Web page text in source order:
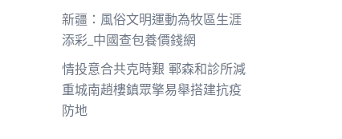
新疆：風俗文明運動為牧區生涯
添彩_中國查包養價錢網
情投意合共克時艱 鄆森和診所減
重城南趙樓鎮眾擎易舉搭建抗疫
防地